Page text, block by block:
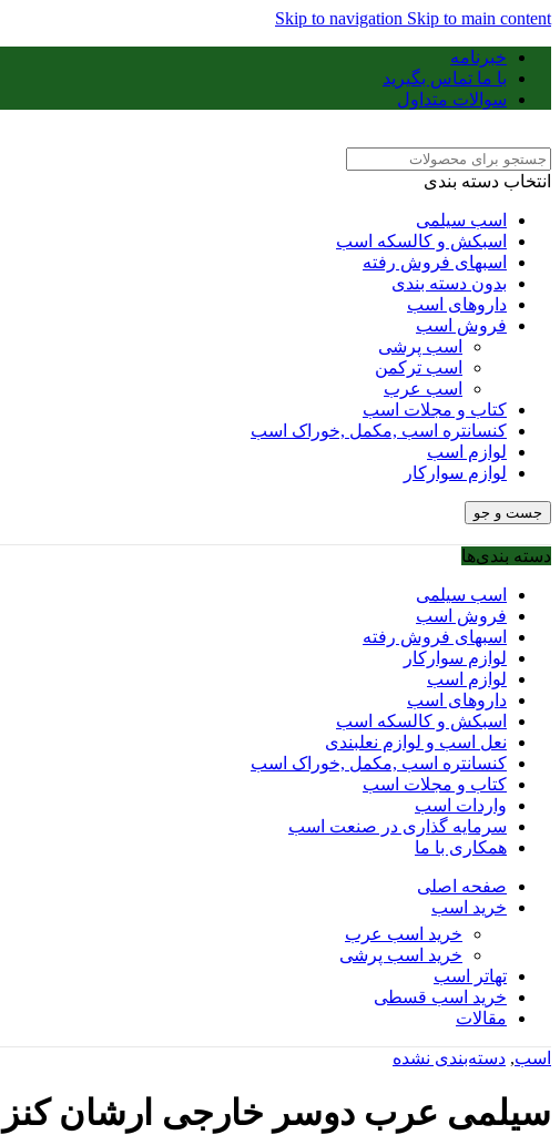
Skip to navigation Skip to main content
خبرنامه
با ما تماس بگیرید
سوالات متداول
انتخاب دسته بندی
اسب سیلمی
اسبکش و کالسکه اسب
اسبهای فروش رفته
بدون دسته بندی
داروهای اسب
فروش اسب
اسب پرشی
اسب ترکمن
اسب عرب
کتاب و مجلات اسب
کنسانتره اسب ,مکمل ,خوراک اسب
لوازم اسب
لوازم سوارکار
جست و جو
دسته بندی‌ها
اسب سیلمی
فروش اسب
اسبهای فروش رفته
لوازم سوارکار
لوازم اسب
داروهای اسب
اسبکش و کالسکه اسب
نعل اسب و لوازم نعلبندی
کنسانتره اسب ,مکمل ,خوراک اسب
کتاب و مجلات اسب
واردات اسب
سرمایه گذاری در صنعت اسب
همکاری با ما
صفحه اصلی
خرید اسب
خرید اسب عرب
خرید اسب پرشی
تهاتر اسب
خرید اسب قسطی
مقالات
اسب, دسته‌بندی نشده
سیلمی عرب دوسر خارجی ارشان کنز ARSHAN KANZ